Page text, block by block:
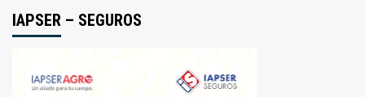
IAPSER – SEGUROS